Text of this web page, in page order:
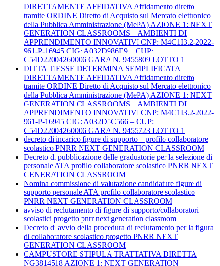
DIRETTAMENTE AFFIDATIVA Affidamento diretto
tramite ORDINE Diretto di Acquisto sul Mercato elettronico
della Pubblica Amministrazione (MePA) AZIONE 1: NEXT
GENERATION CLASSROOMS – AMBIENTI DI
APPRENDIMENTO INNOVATIVI CNP: M4C1I3.2-2022-
961-P-16945 CIG: A032D986E9 – CUP:
G54D22004260006 GARA N. 9455809 LOTTO 1
DITTA TIESSE DETERMINA SEMPLIFICATA
DIRETTAMENTE AFFIDATIVA Affidamento diretto
tramite ORDINE Diretto di Acquisto sul Mercato elettronico
della Pubblica Amministrazione (MePA) AZIONE 1: NEXT
GENERATION CLASSROOMS – AMBIENTI DI
APPRENDIMENTO INNOVATIVI CNP: M4C1I3.2-2022-
961-P-16945 CIG: A032D5C566 – CUP:
G54D22004260006 GARA N. 9455723 LOTTO 1
decreto di incarico figure di supporto – profilo collaboratore
scolastico PNRR NEXT GENERATION CLASSROOM
Decreto di pubblicazione delle graduatorie per la selezione di
personale ATA profilo collaboratore scolastico PNRR NEXT
GENERATION CLASSROOM
Nomina commissione di valutazione candidature figure di
supporto personale ATA profilo collaboratore scolastico
PNRR NEXT GENERATION CLASSROOM
avviso di reclutamento di figure di supporto/collaboratori
scolastici progetto pnrr next generation classroom
Decreto di avvio della procedura di reclutamento per la figura
di collaboratore scolastico progetto PNRR NEXT
GENERATION CLASSROOM
CAMPUSTORE STIPULA TRATTATIVA DIRETTA
NG3814518 AZIONE 1: NEXT GENERATION